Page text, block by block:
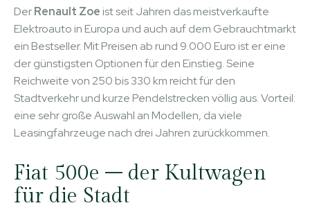
DerRenault Zoe ist seit Jahren das meistverkaufte
Elektroauto in Europa und auch auf dem Gebrauchtmarkt
ein Bestseller. Mit Preisen ab rund 9.000 Euro ist er eine
der günstigsten Optionen für den Einstieg. Seine
Reichweite von 250 bis 330 km reicht für den
Stadtverkehr und kurze Pendelstrecken völlig aus. Vorteil:
eine sehr große Auswahl an Modellen, da viele
Leasingfahrzeuge nach drei Jahren zurückkommen.
Fiat 500e – der Kultwagen
für die Stadt